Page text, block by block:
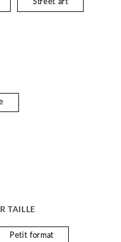
Street art
TAILLE
Petit format